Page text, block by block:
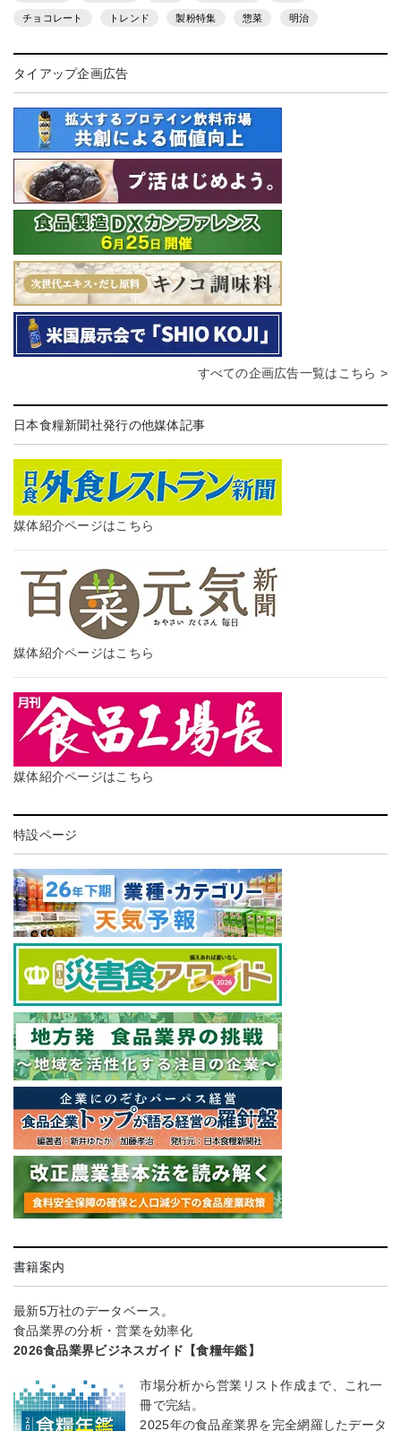
チョコレート トレンド 製粉特集 惣菜 明治
タイアップ企画広告
すべての企画広告一覧はこちら >
日本食糧新聞社発行の他媒体記事
媒体紹介ページはこちら
媒体紹介ページはこちら
媒体紹介ページはこちら
特設ページ
書籍案内
最新5万社のデータベース。
食品業界の分析・営業を効率化
2026食品業界ビジネスガイド【食糧年鑑】
市場分析から営業リスト作成まで、これ一
冊で完結。
2025年の食品産業界を完全網羅したデータ